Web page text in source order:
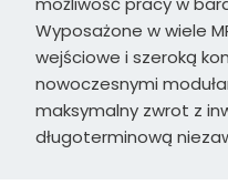
Wyposażone w wiele
wejściowe i szeroką
nowoczesnymi
maksymalny zwrot z
długoterminową